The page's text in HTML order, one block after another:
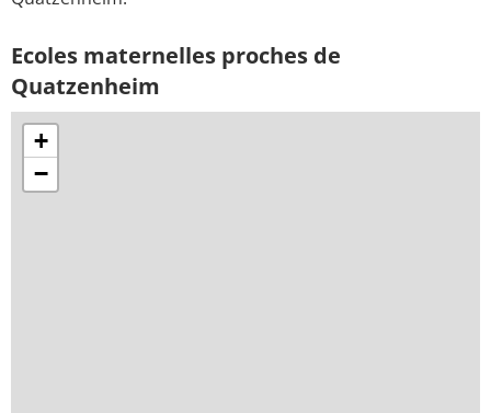
Ecoles maternelles proches de
Quatzenheim
+
−